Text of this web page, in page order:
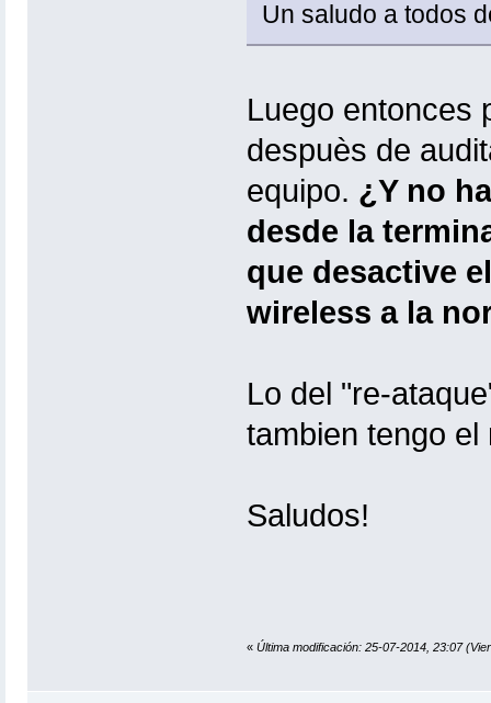
Un saludo a todos
Luego entonces
despuès de
equipo. ¿Y no
desde la
que desactive
wireless a la
Lo del "re-
tambien tengo
Saludos!
« Última modificación: 25-07-2014, 23:07